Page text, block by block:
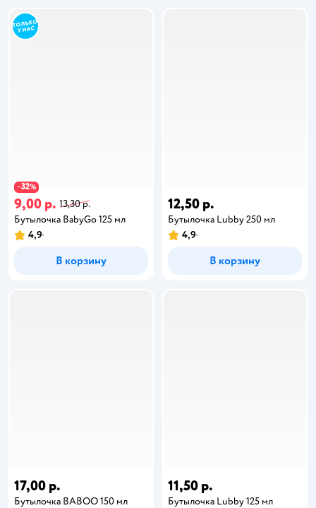
−32%
9,00 р. 13,30 р.
Бутылочка BabyGo 125 мл
4,9
В корзину
12,50 р.
Бутылочка Lubby 250 мл
4,9
В корзину
17,00 р.
Бутылочка BABOO 150 мл
11,50 р.
Бутылочка Lubby 125 мл